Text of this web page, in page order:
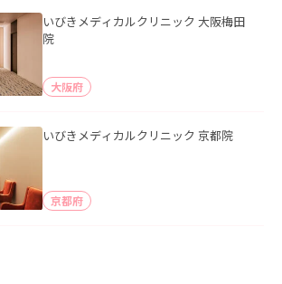
いびきメディカルクリニック 大阪梅田
院
大阪府
いびきメディカルクリニック 京都院
京都府